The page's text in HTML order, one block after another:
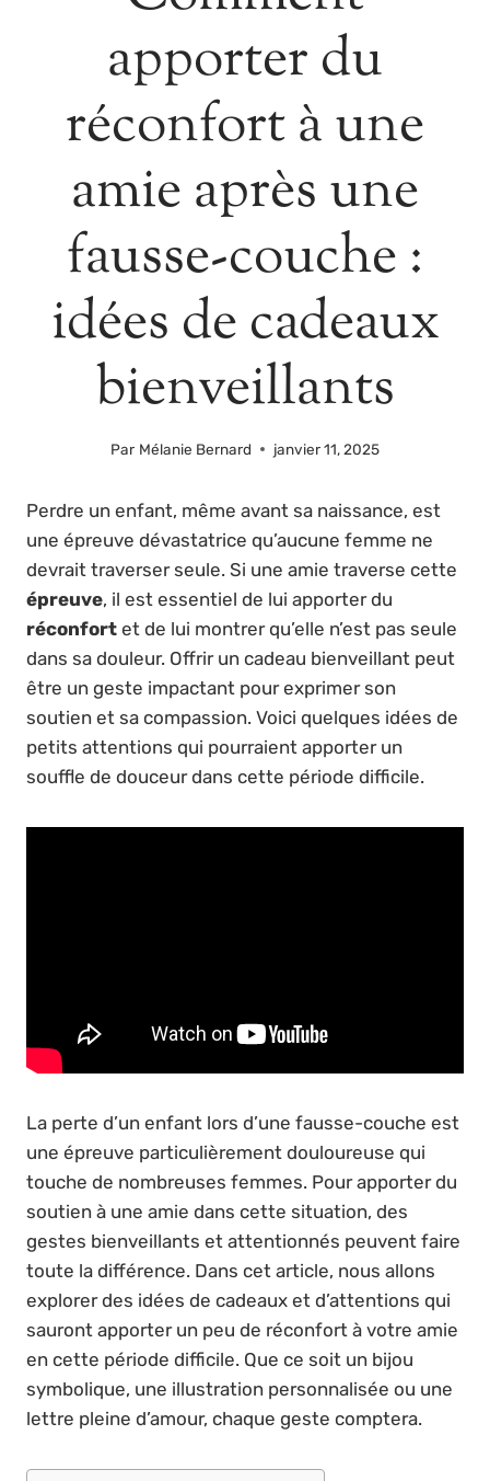
apporter du
réconfort à une
amie après une
fausse-couche :
idées de cadeaux
bienveillants
Par Mélanie Bernard janvier 11, 2025
Perdre un enfant, même avant sa naissance, est
une épreuve dévastatrice qu’aucune femme ne
devrait traverser seule. Si une amie traverse cette
épreuve, il est essentiel de lui apporter du
réconfort et de lui montrer qu’elle n’est pas seule
dans sa douleur. Offrir un cadeau bienveillant peut
être un geste impactant pour exprimer son
soutien et sa compassion. Voici quelques idées de
petits attentions qui pourraient apporter un
souffle de douceur dans cette période difficile.
La perte d’un enfant lors d’une fausse-couche est
une épreuve particulièrement douloureuse qui
touche de nombreuses femmes. Pour apporter du
soutien à une amie dans cette situation, des
gestes bienveillants et attentionnés peuvent faire
toute la différence. Dans cet article, nous allons
explorer des idées de cadeaux et d’attentions qui
sauront apporter un peu de réconfort à votre amie
en cette période difficile. Que ce soit un bijou
symbolique, une illustration personnalisée ou une
lettre pleine d’amour, chaque geste comptera.